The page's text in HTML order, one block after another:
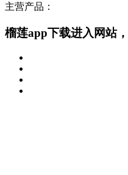
主营产品：
榴莲app下载进入网站